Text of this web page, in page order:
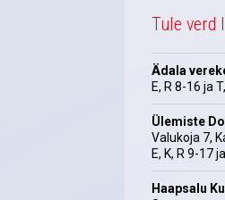
Tule verd
Ädala
E, R 8-16 ja
Ülemiste
Valukoja 7,
E, K, R 9-17
Haapsalu